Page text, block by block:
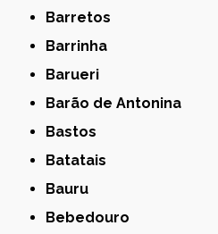
Barretos
Barrinha
Barueri
Barão de Antonina
Bastos
Batatais
Bauru
Bebedouro